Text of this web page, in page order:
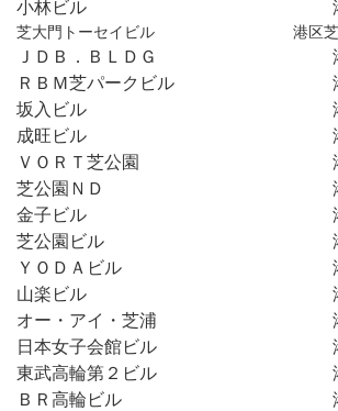
小林ビル　　　　　　　　　　　
芝大門トーセイビル　　　　　　　　　港区
ＪＤＢ．ＢＬＤＧ　　　　　　　
ＲＢＭ芝パークビル　　　　　　
坂入ビル　　　　　　　　　　　
成旺ビル　　　　　　　　　　
ＶＯＲＴ芝公園　　　　　　　
芝公園ＮＤ　　　　　　　　　
金子ビル　　　　　　　　　
芝公園ビル　　　　　　　　
ＹＯＤＡビル　　　　　　　　
山楽ビル　　　　　　　　　　
オー・アイ・芝浦　　　　　　
日本女子会館ビル　　　　　　
東武高輪第２ビル　　　　　　
ＢＲ高輪ビル　　　　　　　　